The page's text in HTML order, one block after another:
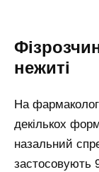
нежиті
На
декількох
назальний
застосовують